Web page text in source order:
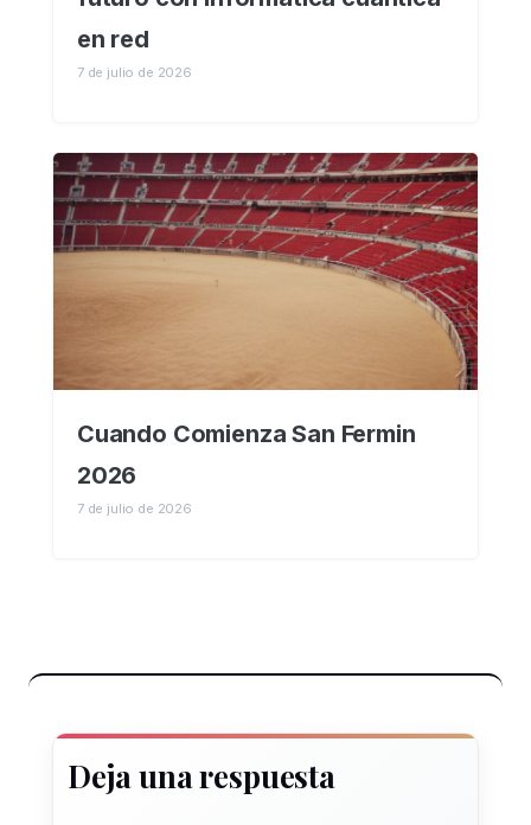
en red
7 de julio de 2026
Cuando Comienza San Fermin
2026
7 de julio de 2026
Deja una respuesta